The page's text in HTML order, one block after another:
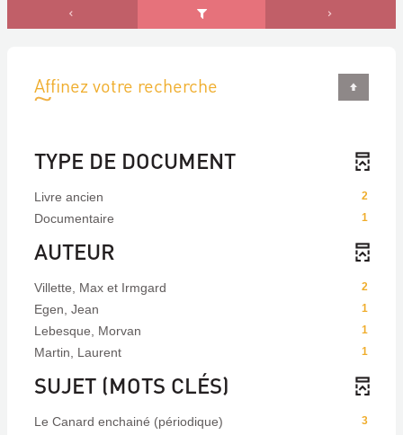
Affinez votre recherche
TYPE DE DOCUMENT
2
Livre ancien
1
Documentaire
AUTEUR
2
Villette, Max et Irmgard
1
Egen, Jean
1
Lebesque, Morvan
1
Martin, Laurent
SUJET (MOTS CLÉS)
3
Le Canard enchainé (périodique)